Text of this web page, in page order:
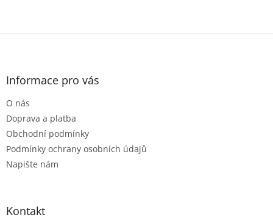
Z
Informace pro vás
O nás
Doprava a platba
Obchodní podmínky
Podmínky ochrany osobních údajů
Napište nám
Kontakt